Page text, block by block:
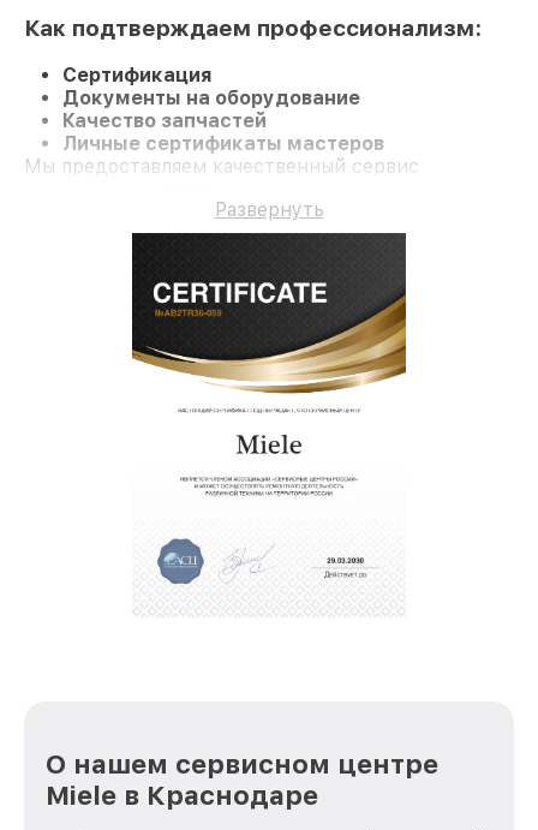
Как подтверждаем профессионализм:
Сертификация
Документы на оборудование
Качество запчастей
Личные сертификаты мастеров
Мы предоставляем качественный сервис
Развернуть
О нашем сервисном центре
Miele в Краснодаре